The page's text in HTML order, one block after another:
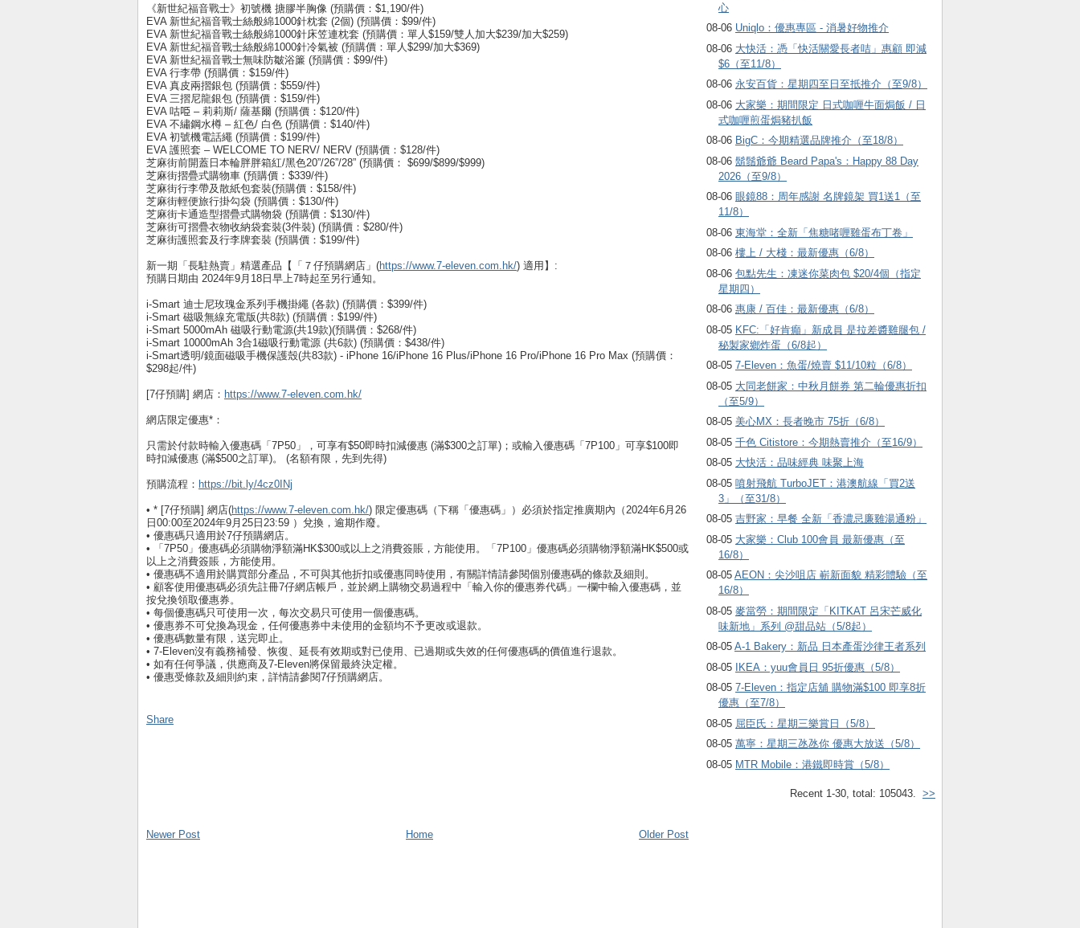
心
08-06 Uniqlo：優惠專區 - 消暑好物推介
08-06 大快活：憑「快活關愛長者咭」惠顧 即減
$6（至11/8）
08-06 永安百貨：星期四至日至抵推介（至9/8）
08-06 大家樂：期間限定 日式咖喱牛面焗飯 / 日
式咖喱煎蛋焗豬扒飯
08-06 BigC：今期精選品牌推介（至18/8）
08-06 鬍鬚爺爺 Beard Papa's：Happy 88 Day
2026（至9/8）
08-06 眼鏡88：周年感謝 名牌鏡架 買1送1（至
11/8）
08-06 東海堂：全新「焦糖啫喱雞蛋布丁卷」
08-06 樓上 / 大棧：最新優惠（6/8）
08-06 包點先生：凍迷你菜肉包 $20/4個（指定
星期四）
08-06 惠康 / 百佳：最新優惠（6/8）
08-05 KFC:「好肯癲」新成員 是拉差醬雞腿包 /
秘製家鄉炸蛋（6/8起）
08-05 7-Eleven：魚蛋/燒賣 $11/10粒（6/8）
08-05 大同老餅家：中秋月餅券 第二輪優惠折扣
（至5/9）
08-05 美心MX：長者晚市 75折（6/8）
08-05 千色 Citistore：今期熱賣推介（至16/9）
08-05 大快活：品味經典 味聚上海
08-05 噴射飛航 TurboJET：港澳航線「買2送
3」（至31/8）
08-05 吉野家：早餐 全新「香濃忌廉雞湯通粉」
08-05 大家樂：Club 100會員 最新優惠（至
16/8）
08-05 AEON：尖沙咀店 嶄新面貌 精彩體驗（至
16/8）
08-05 麥當勞：期間限定「KITKAT 呂宋芒威化
味新地」系列 @甜品站（5/8起）
08-05 A-1 Bakery：新品 日本產蛋沙律王者系列
08-05
IKEA：yuu會員日 95折優惠（5/8）
08-05 7-Eleven：指定店舖 購物滿$100 即享8折
優惠（至7/8）
08-05 屈臣氏：星期三樂賞日（5/8）
08-05 萬寧：星期三氹氹你 優惠大放送（5/8）
08-05 MTR Mobile：港鐵即時賞（5/8）
Recent 1-30, total: 105043. >>
《新世紀福音戰士》初號機 搪膠半胸像 (預購價：$1,190/件)
EVA 新世紀福音戰士絲般綿1000針枕套 (2個) (預購價：$99/件)
EVA 新世紀福音戰士絲般綿1000針床笠連枕套 (預購價：單人$159/雙人加大$239/加大$259)
EVA 新世紀福音戰士絲般綿1000針冷氣被 (預購價：單人$299/加大$369)
EVA 新世紀福音戰士無味防皺浴簾 (預購價：$99/件)
EVA 行李帶 (預購價：$159/件)
EVA 真皮兩摺銀包 (預購價：$559/件)
EVA 三摺尼龍銀包 (預購價：$159/件)
EVA 咕𠱸 – 莉莉斯/ 薩基爾 (預購價：$120/件)
EVA 不繡鋼水樽 – 紅色/ 白色 (預購價：$140/件)
EVA 初號機電話繩 (預購價：$199/件)
EVA 護照套 – WELCOME TO NERV/ NERV (預購價：$128/件)
芝麻街前開蓋日本輪胖胖箱紅/黑色20”/26”/28” (預購價： $699/$899/$999)
芝麻街摺疊式購物車 (預購價：$339/件)
芝麻街行李帶及散紙包套裝(預購價：$158/件)
芝麻街輕便旅行掛勾袋 (預購價：$130/件)
芝麻街卡通造型摺疊式購物袋 (預購價：$130/件)
芝麻街可摺疊衣物收納袋套裝(3件裝) (預購價：$280/件)
芝麻街護照套及行李牌套裝 (預購價：$199/件)
新一期「長駐熱賣」精選產品【「７仔預購網店」(https://www.7-eleven.com.hk/) 適用】:
預購日期由 2024年9月18日早上7時起至另行通知。
i-Smart 迪士尼玫瑰金系列手機掛繩 (各款) (預購價：$399/件)
i-Smart 磁吸無線充電版(共8款) (預購價：$199/件)
i-Smart 5000mAh 磁吸行動電源(共19款)(預購價：$268/件)
i-Smart 10000mAh 3合1磁吸行動電源 (共6款) (預購價：$438/件)
i-Smart透明/鏡面磁吸手機保護殼(共83款) - iPhone 16/iPhone 16 Plus/iPhone 16 Pro/iPhone 16 Pro Max (預購價：
$298起/件)
[7仔預購] 網店： https://www.7-eleven.com.hk/
網店限定優惠*：
只需於付款時輸入優惠碼「7P50」，可享有$50即時扣減優惠 (滿$300之訂單)；或輸入優惠碼「7P100」可享$100即
時扣減優惠 (滿$500之訂單)。 (名額有限，先到先得)
預購流程： https://bit.ly/4cz0INj
• * [7仔預購] 網店(https://www.7-eleven.com.hk/) 限定優惠碼（下稱「優惠碼」）必須於指定推廣期內（2024年6月26
日00:00至2024年9月25日23:59 ）兌換，逾期作廢。
• 優惠碼只適用於7仔預購網店。
• 「7P50」優惠碼必須購物淨額滿HK$300或以上之消費簽賬，方能使用。「7P100」優惠碼必須購物淨額滿HK$500或
以上之消費簽賬，方能使用。
• 優惠碼不適用於購買部分產品，不可與其他折扣或優惠同時使用，有關詳情請參閱個別優惠碼的條款及細則。
• 顧客使用優惠碼必須先註冊7仔網店帳戶，並於網上購物交易過程中「輸入你的優惠券代碼」一欄中輸入優惠碼，並
按兌換領取優惠券。
• 每個優惠碼只可使用一次，每次交易只可使用一個優惠碼。
• 優惠券不可兌換為現金，任何優惠券中未使用的金額均不予更改或退款。
• 優惠碼數量有限，送完即止。
• 7-Eleven沒有義務補發、恢復、延長有效期或對已使用、已過期或失效的任何優惠碼的價值進行退款。
• 如有任何爭議，供應商及7-Eleven將保留最終決定權。
• 優惠受條款及細則約束，詳情請參閱7仔預購網店。
Share
Newer Post Older Post
Home